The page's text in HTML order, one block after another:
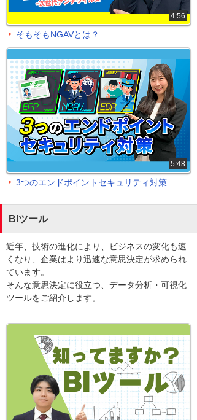
4:56
そもそもNGAVとは？
5:48
3つのエンドポイントセキュリティ対策
BIツール
近年、技術の進化により、ビジネスの変化も速
くなり、企業はより迅速な意思決定が求められ
ています。
そんな意思決定に役立つ、データ分析・可視化
ツールをご紹介します。